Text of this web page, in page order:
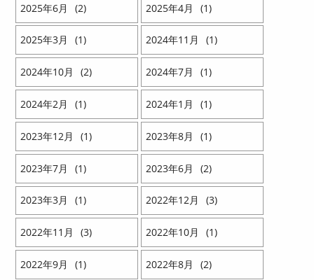
2025 6 2 2025 4 1
2025 3 1 2024 11 1
2024 10 2 2024 7 1
2024 2 1 2024 1 1
2023 12 1 2023 8 1
2023 7 1 2023 6 2
2023 3 1 2022 12 3
2022 11 3 2022 10 1
2022 9 1 2022 8 2